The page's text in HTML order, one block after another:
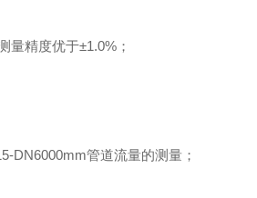
精度优于±1.0%；
管道流量的测量；